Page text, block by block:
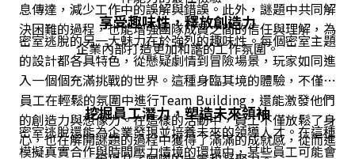
息傳達，減少工作中的誤解與錯誤。此外，謎題中共同解
決困難的過程，也能增強團隊成員之間的信任與理解，為
企業內部打造更加和諧的工作氛圍。
享受趣味性，釋放創造力
密室逃脫的另一大魅力在於強烈的趣味性。每個密室主題
的設計都各具特色，從懸疑劇情到冒險場景，玩家如同進
入一個個充滿挑戰的世界。這種身臨其境的體驗，不僅讓
員工在輕鬆的氛圍中進行Team Building，還能激發他們
的創造力與想像力。在這樣的活動中，員工不僅放鬆了身
心，也在解開謎題的過程中獲得了滿滿的成就感，從而進
挖掘員工潛力，塑造未來領袖
密室逃脫還能為企業發現並培養未來的領導人才。在這種
模擬真實合作與時間壓力情境的環境中，某些員工可能會